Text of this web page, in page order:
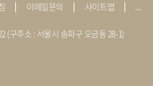
이메일문의 사이트맵 admin
(구주소 : 서울시 송파구 오금동 28-1)